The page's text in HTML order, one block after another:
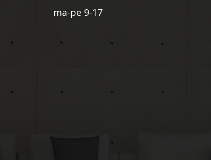
ma-pe 9-17